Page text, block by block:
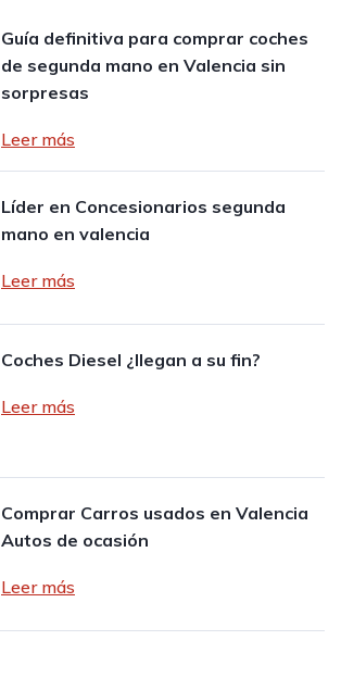
Guía definitiva para comprar coches
de segunda mano en Valencia sin
sorpresas
Leer más
Líder en Concesionarios segunda
mano en valencia
Leer más
Coches Diesel ¿llegan a su fin?
Leer más
Comprar Carros usados en Valencia
Autos de ocasión
Leer más